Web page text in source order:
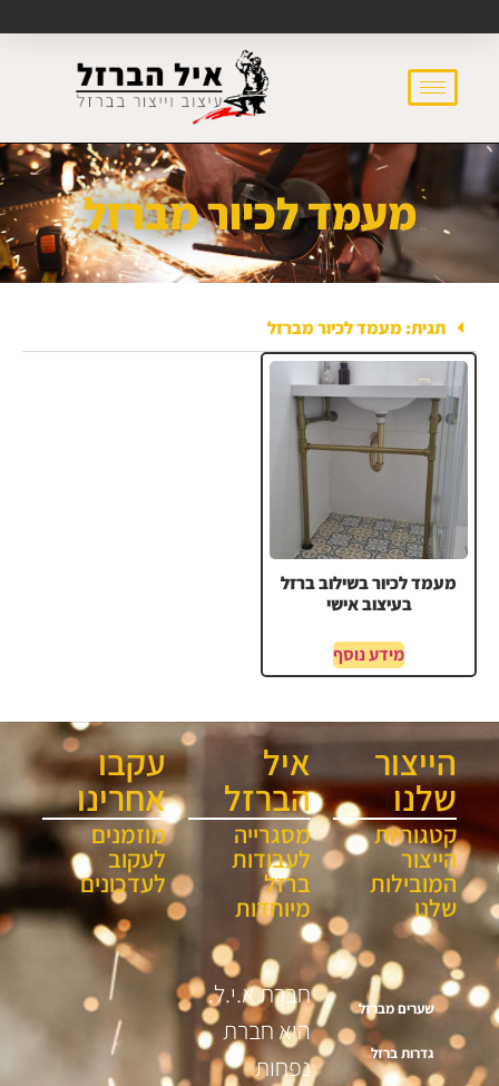
מעמד לכיור מברזל
תגית: מעמד לכיור מברזל
מעמד לכיור בשילוב ברזל
בעיצוב אישי
מידע נוסף
הייצור
שלנו
קטגוריות
הייצור
המובילות
שלנו
שערים מברזל
גדרות ברזל
איל
הברזל
מסגרייה
לעבודות
ברזל
מיוחדות
חברת א.י.ל.
היא חברת
נפחות
עקבו
אחרינו
מוזמנים
לעקוב
לעדכונים